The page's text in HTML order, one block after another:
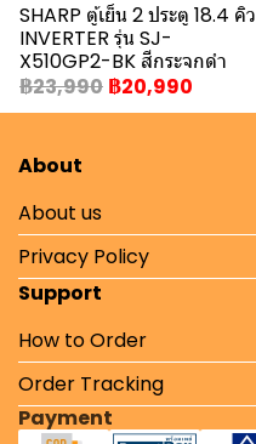
SHARP ตู้เย็น 2 ประตู 18.4 คิว
INVERTER รุ่น SJ-
X510GP2-BK สีกระจกดำ
฿23,990 ฿20,990
About
About us
Privacy Policy
Support
How to Order
Order Tracking
Payment